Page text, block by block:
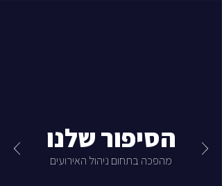
הסיפור שלנו
מהפכה בתחום ניהול האירועים